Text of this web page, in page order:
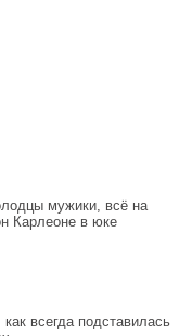
мужики, всё на
Карлеоне в юке
всегда подставилась